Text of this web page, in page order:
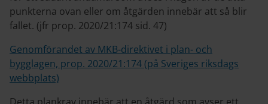
punkterna ovan eller om åtgärden innebär att så blir
fallet. (jfr prop. 2020/21:174 sid. 47)
Genomförandet av MKB-direktivet i plan- och
bygglagen, prop. 2020/21:174 (på Sveriges riksdags
webbplats)